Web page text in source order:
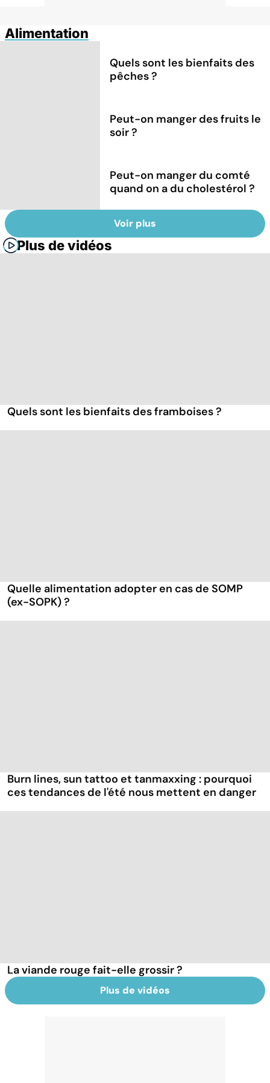
Alimentation
Quels sont les bienfaits des
pêches ?
Peut-on manger des fruits le
soir ?
Peut-on manger du comté
quand on a du cholestérol ?
Voir plus
Plus de vidéos
Quels sont les bienfaits des framboises ?
Quelle alimentation adopter en cas de SOMP
(ex-SOPK) ?
Burn lines, sun tattoo et tanmaxxing : pourquoi
ces tendances de l'été nous mettent en danger
La viande rouge fait-elle grossir ?
Plus de vidéos